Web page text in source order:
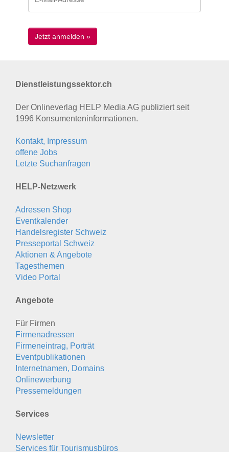
Dienstleistungssektor.ch
Der Onlineverlag HELP Media AG publiziert seit
1996 Konsumenten­informationen.
Kontakt, Impressum
offene Jobs
Letzte Suchanfragen
HELP-Netzwerk
Adressen Shop
Eventkalender
Handelsregister Schweiz
Presseportal Schweiz
Aktionen & Angebote
Tagesthemen
Video Portal
Angebote
Für Firmen
Firmenadressen
Firmeneintrag, Porträt
Eventpublikationen
Internetnamen, Domains
Onlinewerbung
Pressemeldungen
Services
Newsletter
Services für Tourismusbüros